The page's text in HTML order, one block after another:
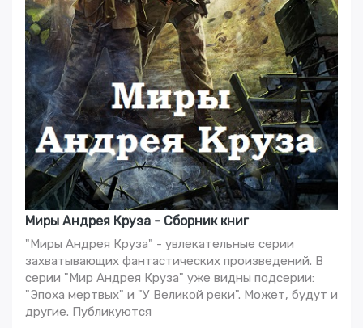
Миры Андрея Круза - Сборник книг
"Миры Андрея Круза" - увлекательные серии
захватывающих фантастических произведений. В
серии "Мир Андрея Круза" уже видны подсерии:
"Эпоха мертвых" и "У Великой реки". Может, будут и
другие. Публикуются